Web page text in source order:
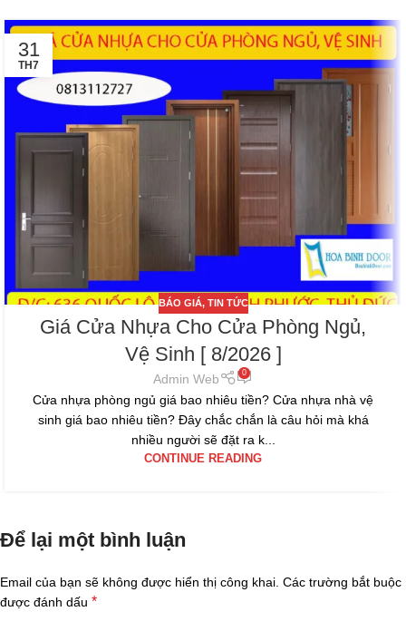
31
TH7
BÁO GIÁ, TIN TỨC
Giá Cửa Nhựa Cho Cửa Phòng Ngủ,
Vệ Sinh [ 8/2026 ]
Admin Web 0
Cửa nhựa phòng ngủ giá bao nhiêu tiền? Cửa nhựa nhà vệ
sinh giá bao nhiêu tiền? Đây chắc chắn là câu hỏi mà khá
nhiều người sẽ đặt ra k...
CONTINUE READING
Để lại một bình luận
Email của bạn sẽ không được hiển thị công khai. Các trường bắt buộc
được đánh dấu *